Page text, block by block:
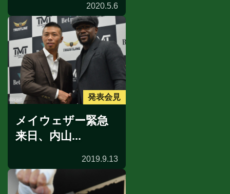
2020.5.6
発表会見
メイウェザー緊急
来日、内山...
2019.9.13